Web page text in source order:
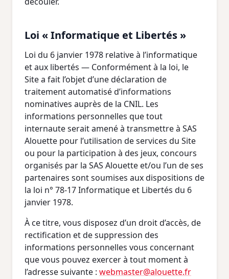
Loi « Informatique et Libertés »
Loi du 6 janvier 1978 relative à l’informatique
et aux libertés — Conformément à la loi, le
Site a fait l’objet d’une déclaration de
traitement automatisé d’informations
nominatives auprès de la CNIL. Les
informations personnelles que tout
internaute serait amené à transmettre à SAS
Alouette pour l’utilisation de services du Site
ou pour la participation à des jeux, concours
organisés par la SAS Alouette et/ou l’un de ses
partenaires sont soumises aux dispositions de
la loi n° 78-17 Informatique et Libertés du 6
janvier 1978.
À ce titre, vous disposez d’un droit d’accès, de
rectification et de suppression des
informations personnelles vous concernant
que vous pouvez exercer à tout moment à
l’adresse suivante : webmaster@alouette.fr